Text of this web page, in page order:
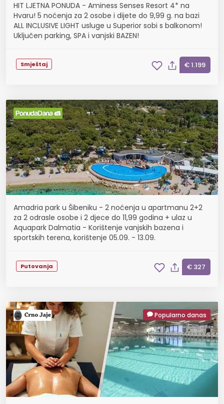
HIT LJETNA PONUDA - Aminess Senses Resort 4* na
Hvaru! 5 noćenja za 2 osobe i dijete do 9,99 g. na bazi
ALL INCLUSIVE LIGHT usluge u Superior sobi s balkonom!
Uključen parking, SPA i vanjski BAZEN!
Smještaj € 1.199
Amadria park u Šibeniku - 2 noćenja u apartmanu 2+2
za 2 odrasle osobe i 2 djece do 11,99 godina + ulaz u
Aquapark Dalmatia - Korištenje vanjskih bazena i
sportskih terena, korištenje 05.09. - 13.09.
Putovanja € 327
Popularno danas